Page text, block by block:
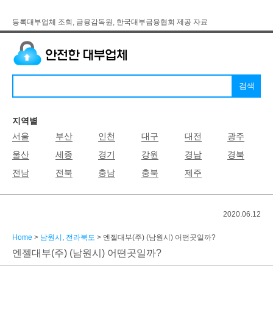
등록대부업체 조회, 금융감독원, 한국대부금융협회 제공 자료
지역별
서울
부산 인천 대구 대전
광주
울산
세종 경기 강원 경남
경북
전남
전북 충남 충북 제주
2020.06.12
Home > 남원시 , 전라북도 > 엔젤대부(주) (남원시) 어떤곳일까?
엔젤대부(주) (남원시) 어떤곳일까?